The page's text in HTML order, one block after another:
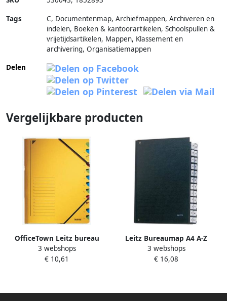
Tags
C, Documentenmap, Archiefmappen, Archiveren en
indelen, Boeken & kantoorartikelen, Schoolspullen &
vrijetijdsartikelen, Mappen, Klassement en
archivering, Organisatiemappen
Delen
Vergelijkbare producten
OfficeTown Leitz bureau
sorteermap karton ft A4 12
tabs geel
3 webshops
€ 10,61
Leitz Bureaumap A4 A-Z
internationaal karton zwart
3 webshops
€ 16,08